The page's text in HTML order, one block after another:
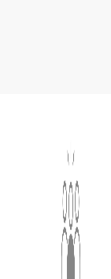
｜新しい家づくり